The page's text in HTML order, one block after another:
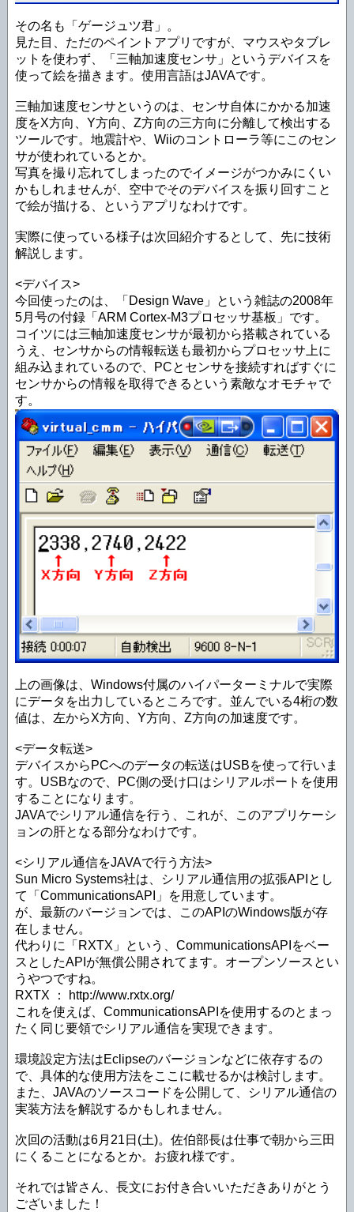
その名も「ゲージュツ君」。
見た目、ただのペイントアプリですが、マウスやタブレ
ットを使わず、「三軸加速度センサ」というデバイスを
使って絵を描きます。使用言語はJAVAです。
三軸加速度センサというのは、センサ自体にかかる加速
度をX方向、Y方向、Z方向の三方向に分離して検出する
ツールです。地震計や、Wiiのコントローラ等にこのセン
サが使われているとか。
写真を撮り忘れてしまったのでイメージがつかみにくい
かもしれませんが、空中でそのデバイスを振り回すこと
で絵が描ける、というアプリなわけです。
実際に使っている様子は次回紹介するとして、先に技術
解説します。
<デバイス>
今回使ったのは、「Design Wave」という雑誌の2008年
5月号の付録「ARM Cortex-M3プロセッサ基板」です。
コイツには三軸加速度センサが最初から搭載されている
うえ、センサからの情報転送も最初からプロセッサ上に
組み込まれているので、PCとセンサを接続すればすぐに
センサからの情報を取得できるという素敵なオモチャで
す。
上の画像は、Windows付属のハイパーターミナルで実際
にデータを出力しているところです。並んでいる4桁の数
値は、左からX方向、Y方向、Z方向の加速度です。
<データ転送>
デバイスからPCへのデータの転送はUSBを使って行いま
す。USBなので、PC側の受け口はシリアルポートを使用
することになります。
JAVAでシリアル通信を行う、これが、このアプリケーシ
ョンの肝となる部分なわけです。
<シリアル通信をJAVAで行う方法>
Sun Micro Systems社は、シリアル通信用の拡張APIとし
て「CommunicationsAPI」を用意しています。
が、最新のバージョンでは、このAPIのWindows版が存
在しません。
代わりに「RXTX」という、CommunicationsAPIをベー
スとしたAPIが無償公開されてます。オープンソースとい
うやつですね。
RXTX ： http://www.rxtx.org/
これを使えば、CommunicationsAPIを使用するのとまっ
たく同じ要領でシリアル通信を実現できます。
環境設定方法はEclipseのバージョンなどに依存するの
で、具体的な使用方法をここに載せるかは検討します。
また、JAVAのソースコードを公開して、シリアル通信の
実装方法を解説するかもしれません。
次回の活動は6月21日(土)。佐伯部長は仕事で朝から三田
にくることになるとか。お疲れ様です。
それでは皆さん、長文にお付き合いいただきありがとう
ございました！